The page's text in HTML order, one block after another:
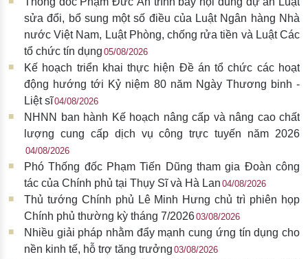
sửa đổi, bổ sung một số điều của Luật Ngân hàng Nhà
nước Việt Nam, Luật Phòng, chống rửa tiền và Luật Các
tổ chức tín dụng 05/08/2026
Kế hoạch triển khai thực hiện Đề án tổ chức các hoạt
động hướng tới Kỷ niệm 80 năm Ngày Thương binh -
Liệt sĩ04/08/2026
NHNN ban hành Kế hoạch nâng cấp và nâng cao chất
lượng cung cấp dịch vụ công trực tuyến năm 2026
04/08/2026
Phó Thống đốc Phạm Tiến Dũng tham gia Đoàn công
tác của Chính phủ tại Thụy Sĩ và Hà Lan 04/08/2026
Thủ tướng Chính phủ Lê Minh Hưng chủ trì phiên họp
Chính phủ thường kỳ tháng 7/202603/08/2026
Nhiều giải pháp nhằm đẩy mạnh cung ứng tín dụng cho
nền kinh tế, hỗ trợ tăng trưởng 03/08/2026